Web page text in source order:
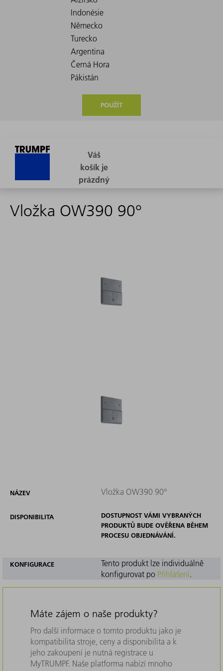
POUŽÍT
Vložka OW390 90°
NÁZEV Vložka OW390 90°
DISPONIBILITA
DOSTUPNOST VÁMI VYBRANÝCH
PRODUKTŮ BUDE OVĚŘENA BĚHEM
PROCESU OBJEDNÁVÁNÍ.
KONFIGURACE
Tento produkt lze individuálně
konfigurovat po Přihlášení.
Máte zájem o naše produkty?
Pro další informace o tomto produktu jako je
kompatibilita stroje, ceny a disponibilita a k
jeho zakoupení je nutná registrace u
MyTRUMPF. Naše platforma nabízí mnoho